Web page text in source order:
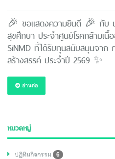
🎉 ขอแสดงความยินดี 🎉 กับ
สุขศึกษา ประจำศูนย์โรคกล้ามเนื้
SiNMD ที่ได้รับทุนสนับสนุนจา
สร้างสรรค์ ประจำปี 2569 ✨
อ่านต่อ
หมวดหมู่
ปฏิทินกิจกรรม 6